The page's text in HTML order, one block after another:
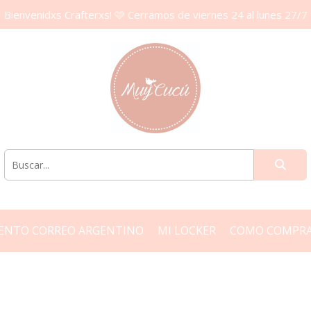
Bienvenidxs Crafterxs! 🩷 Cerramos de viernes 24 al lunes 27/7
CORREO ARGENTINO MI LOCKER COMO